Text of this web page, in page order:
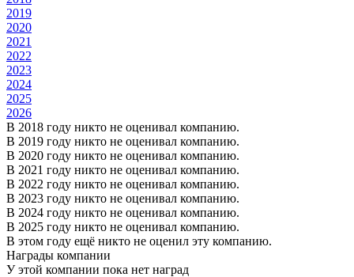
2019
2020
2021
2022
2023
2024
2025
2026
В 2018 году никто не оценивал компанию.
В 2019 году никто не оценивал компанию.
В 2020 году никто не оценивал компанию.
В 2021 году никто не оценивал компанию.
В 2022 году никто не оценивал компанию.
В 2023 году никто не оценивал компанию.
В 2024 году никто не оценивал компанию.
В 2025 году никто не оценивал компанию.
В этом году ещё никто не оценил эту компанию.
Награды компании
У этой компании пока нет наград